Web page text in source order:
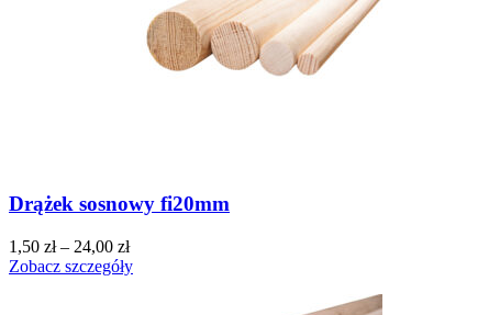
Drążek sosnowy fi20mm
1,50 zł– 24,00 zł
Zobacz szczegóły